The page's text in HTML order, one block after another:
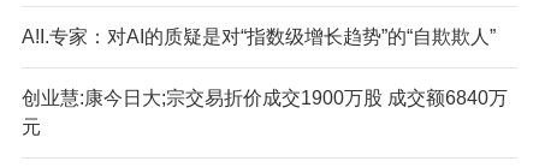
A!I.专家：对AI的质疑是对“指数级增长趋势”的“自欺欺人”
创业慧:康今日大;宗交易折价成交1900万股 成交额6840万
元